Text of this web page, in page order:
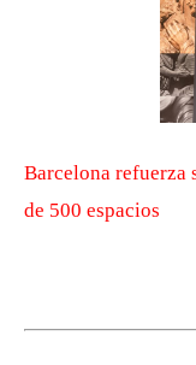
Barcelona refuerza
de 500 espacios